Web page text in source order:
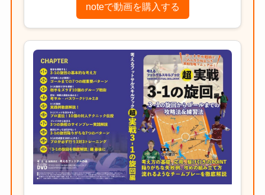
noteで動画を購入する